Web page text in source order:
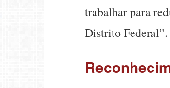
trabalhar para
Distrito Federal”.